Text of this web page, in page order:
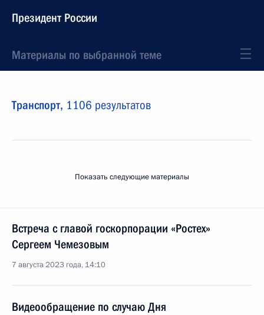
Президент России
Материалы по выбранной теме
Транспорт, 1106 результатов
Показать следующие материалы
Встреча с главой госкорпорации «Ростех»
Сергеем Чемезовым
7 августа 2023 года, 14:10
Видеообращение по случаю Дня